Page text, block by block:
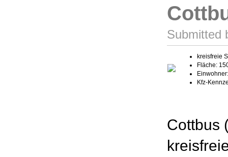
Submitted
kreisfreie
Fläche:
Kfz-
Cottbus